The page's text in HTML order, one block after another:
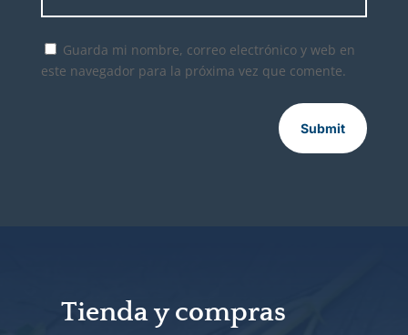
Guarda mi nombre, correo electrónico y web en
este navegador para la próxima vez que comente.
Submit
Tienda y compras